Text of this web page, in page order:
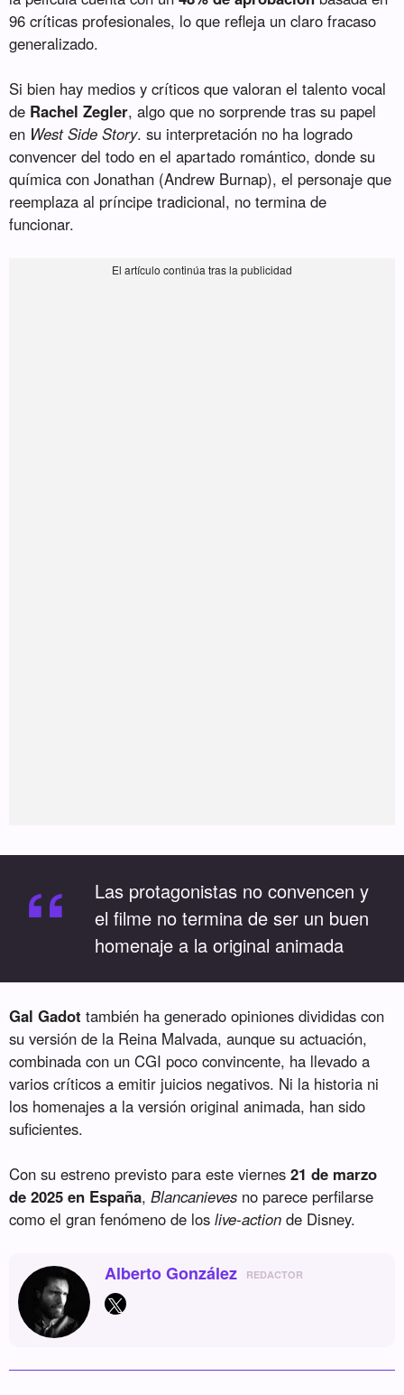
96 críticas profesionales, lo que refleja un claro fracaso
generalizado.
Si bien hay medios y críticos que valoran el talento vocal
de Rachel Zegler, algo que no sorprende tras su papel
en West Side Story. su interpretación no ha logrado
convencer del todo en el apartado romántico, donde su
química con Jonathan (Andrew Burnap), el personaje que
reemplaza al príncipe tradicional, no termina de
funcionar.
“
Las protagonistas no convencen y
el filme no termina de ser un buen
homenaje a la original animada
Gal Gadot también ha generado opiniones divididas con
su versión de la Reina Malvada, aunque su actuación,
combinada con un CGI poco convincente, ha llevado a
varios críticos a emitir juicios negativos. Ni la historia ni
los homenajes a la versión original animada, han sido
suficientes.
Con su estreno previsto para este viernes21 de marzo
de 2025 en España,Blancanieves no parece perfilarse
como el gran fenómeno de loslive-action de Disney.
Alberto González REDACTOR